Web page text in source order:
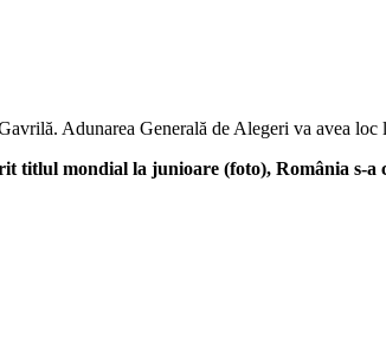
Adunarea Generală de Alegeri va avea loc
titlul mondial la junioare (foto), România s-a